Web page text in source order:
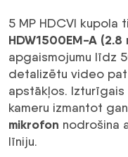
A0280B
5MP
Eyeball
HDCVI
kamera
Smart
kogus
5 MP HDCVI kupola
HDW1500EM-A (2.8
apgaismojumu līdz
detalizētu video
apstākļos. Izturīgais
kameru izmantot
mikrofon nodrošina
līniju.